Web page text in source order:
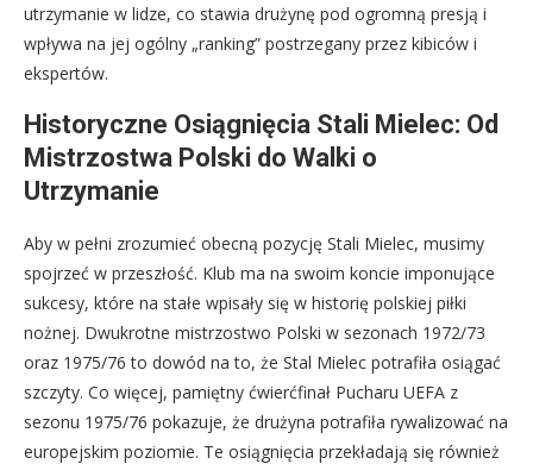
utrzymanie w lidze, co stawia drużynę pod ogromną presją i
wpływa na jej ogólny „ranking” postrzegany przez kibiców i
ekspertów.
Historyczne Osiągnięcia Stali Mielec: Od
Mistrzostwa Polski do Walki o
Utrzymanie
Aby w pełni zrozumieć obecną pozycję Stali Mielec, musimy
spojrzeć w przeszłość. Klub ma na swoim koncie imponujące
sukcesy, które na stałe wpisały się w historię polskiej piłki
nożnej. Dwukrotne mistrzostwo Polski w sezonach 1972/73
oraz 1975/76 to dowód na to, że Stal Mielec potrafiła osiągać
szczyty. Co więcej, pamiętny ćwierćfinał Pucharu UEFA z
sezonu 1975/76 pokazuje, że drużyna potrafiła rywalizować na
europejskim poziomie. Te osiągnięcia przekładają się również